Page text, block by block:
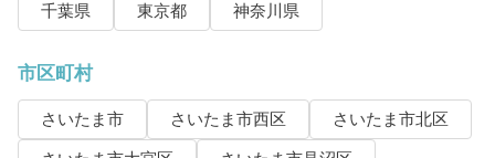
千葉県
東京都 神奈川県
市区町村
さいたま市 さいたま市西区
さいたま市北区